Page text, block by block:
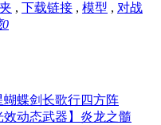
, 下载链接 , 模型 , 对战
0
蝴蝶剑长歌行四方阵
效动态武器】炎龙之髓